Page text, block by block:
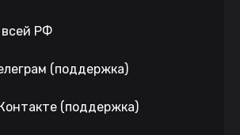
всей РФ
(поддержка)
(поддержка)